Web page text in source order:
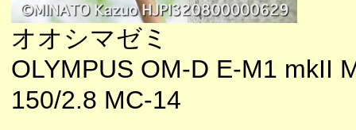
オオシマゼミ
OLYMPUS OM-D E-M1 mkII
150/2.8 MC-14